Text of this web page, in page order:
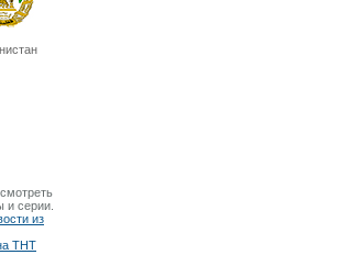
смотреть
и серии.
из
ТНТ